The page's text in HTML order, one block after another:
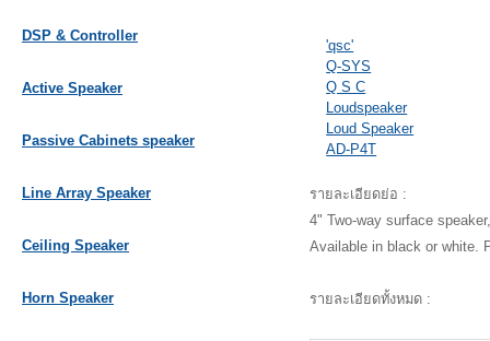
DSP & Controller
Active Speaker
Passive Cabinets speaker
Line Array Speaker
Ceiling Speaker
Horn Speaker
'qsc'
Q-SYS
Q S C
Loudspeaker
Loud Speaker
AD-P4T
รายละเอียดย่อ :
4" Two-way surface
Available in black or white.
รายละเอียดทั้งหมด :